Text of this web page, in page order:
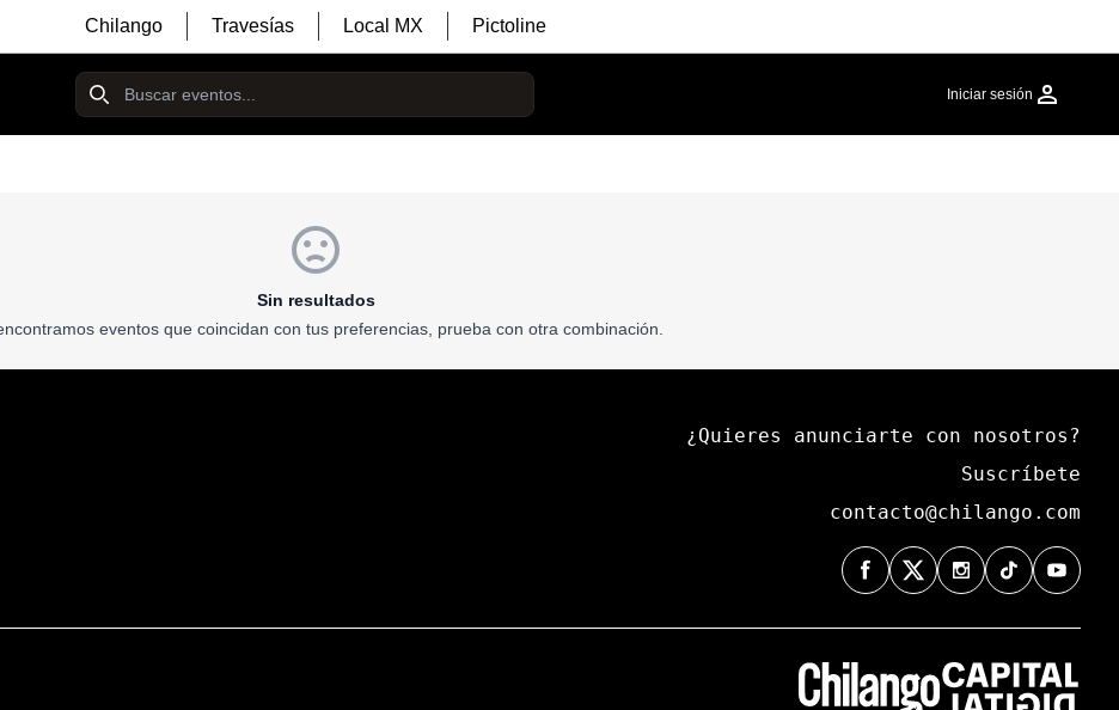
Chilango Travesías Local MX Pictoline
Iniciar sesión
Sin resultados
eventos que coincidan con tus preferencias, prueba con otra combinación.
¿Quieres anunciarte con nosotros?
Suscríbete
contacto@chilango.com